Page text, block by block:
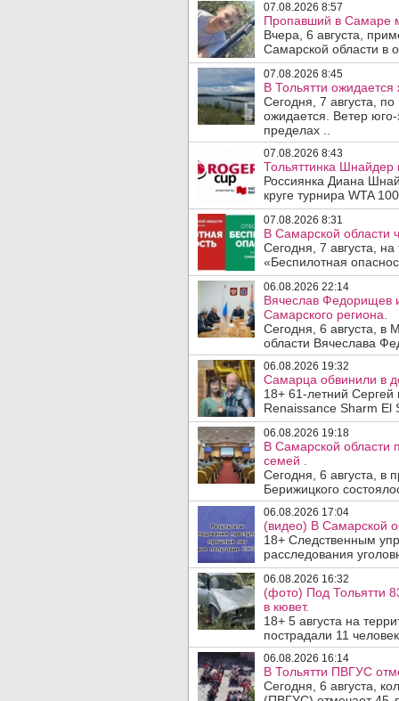
07.08.2026 8:57
Пропавший в Самаре
Вчера, 6 августа,
Самарской области в
07.08.2026 8:45
В Тольятти
Сегодня, 7 августа,
ожидается. Ветер
пределах ..
07.08.2026 8:43
Тольяттинка Шнайдер
Россиянка Диана
круге турнира WTA
07.08.2026 8:31
В Самарской области
Сегодня, 7 августа,
«Беспилотная
06.08.2026 22:14
Вячеслав Федорищев
Самарского региона.
Сегодня, 6 августа, в
области Вячеслава
06.08.2026 19:32
Самарца обвинили в
18+ 61-летний
Renaissance Sharm El
06.08.2026 19:18
В Самарской области
семей .
Сегодня, 6 августа, в
Берижицкого
06.08.2026 17:04
(видео) В Самарской
18+ Следственным
расследования
06.08.2026 16:32
(фото) Под Тольятти
в кювет.
18+ 5 августа на
пострадали 11
06.08.2026 16:14
В Тольятти ПВГУС
Сегодня, 6 августа,